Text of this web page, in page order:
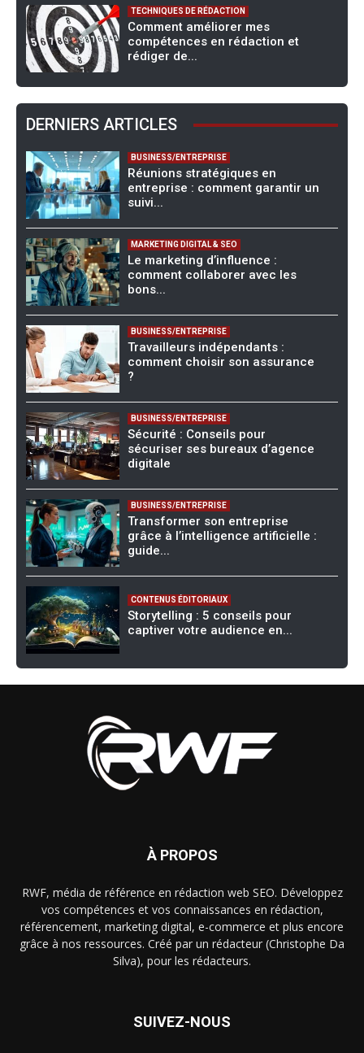
TECHNIQUES DE RÉDACTION
Comment améliorer mes
compétences en rédaction et
rédiger de...
DERNIERS ARTICLES
BUSINESS/ENTREPRISE
Réunions stratégiques en
entreprise : comment garantir un
suivi...
MARKETING DIGITAL & SEO
Le marketing d’influence :
comment collaborer avec les
bons...
BUSINESS/ENTREPRISE
Travailleurs indépendants :
comment choisir son assurance
?
BUSINESS/ENTREPRISE
Sécurité : Conseils pour
sécuriser ses bureaux d’agence
digitale
BUSINESS/ENTREPRISE
Transformer son entreprise
grâce à l’intelligence artificielle :
guide...
CONTENUS ÉDITORIAUX
Storytelling : 5 conseils pour
captiver votre audience en...
À PROPOS
RWF, média de référence en rédaction web SEO. Développez
vos compétences et vos connaissances en rédaction,
référencement, marketing digital, e-commerce et plus encore
grâce à nos ressources. Créé par un rédacteur (Christophe Da
Silva), pour les rédacteurs.
SUIVEZ-NOUS